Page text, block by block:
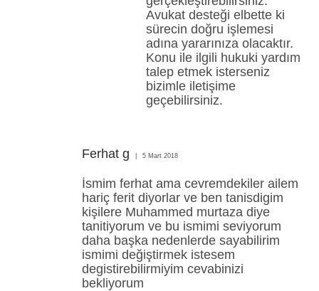
Avukat desteği elbette ki
sürecin doğru işlemesi
adına yararınıza olacaktır.
Konu ile ilgili hukuki yardım
talep etmek isterseniz
bizimle iletişime
geçebilirsiniz.
Ferhat g 5 Mart 2018
İsmim ferhat ama cevremdekiler ailem
hariç ferit diyorlar ve ben tanisdigim
kişilere Muhammed murtaza diye
tanitiyorum ve bu ismimi seviyorum
daha başka nedenlerde sayabilirim
ismimi değiştirmek istesem
degistirebilirmiyim cevabinizi
bekliyorum